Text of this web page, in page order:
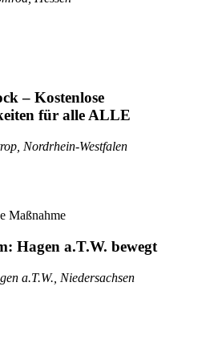
– Kostenlose
für alle ALLE
Nordrhein-Westfalen
Maßnahme
Hagen a.T.W. bewegt
a.T.W., Niedersachsen